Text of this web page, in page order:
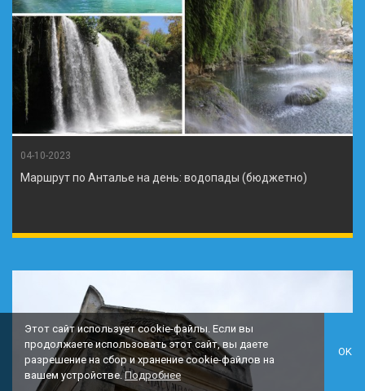
04-10-2023
Маршрут по Анталье на день: водопады (бюджетно)
Этот сайт использует cookie-файлы. Если вы
продолжаете использовать этот сайт, вы даете
разрешение на сбор и хранение cookie-файлов на
вашем устройстве.Подробнее
OK